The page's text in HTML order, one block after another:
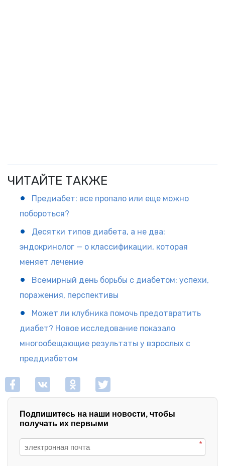
ЧИТАЙТЕ ТАКЖЕ
Предиабет: все пропало или еще можно
побороться?
Десятки типов диабета, а не два:
эндокринолог — о классификации, которая
меняет лечение
Всемирный день борьбы с диабетом: успехи,
поражения, перспективы
Может ли клубника помочь предотвратить
диабет? Новое исследование показало
многообещающие результаты у взрослых с
преддиабетом
Подпишитесь на наши новости, чтобы
получать их первыми
*